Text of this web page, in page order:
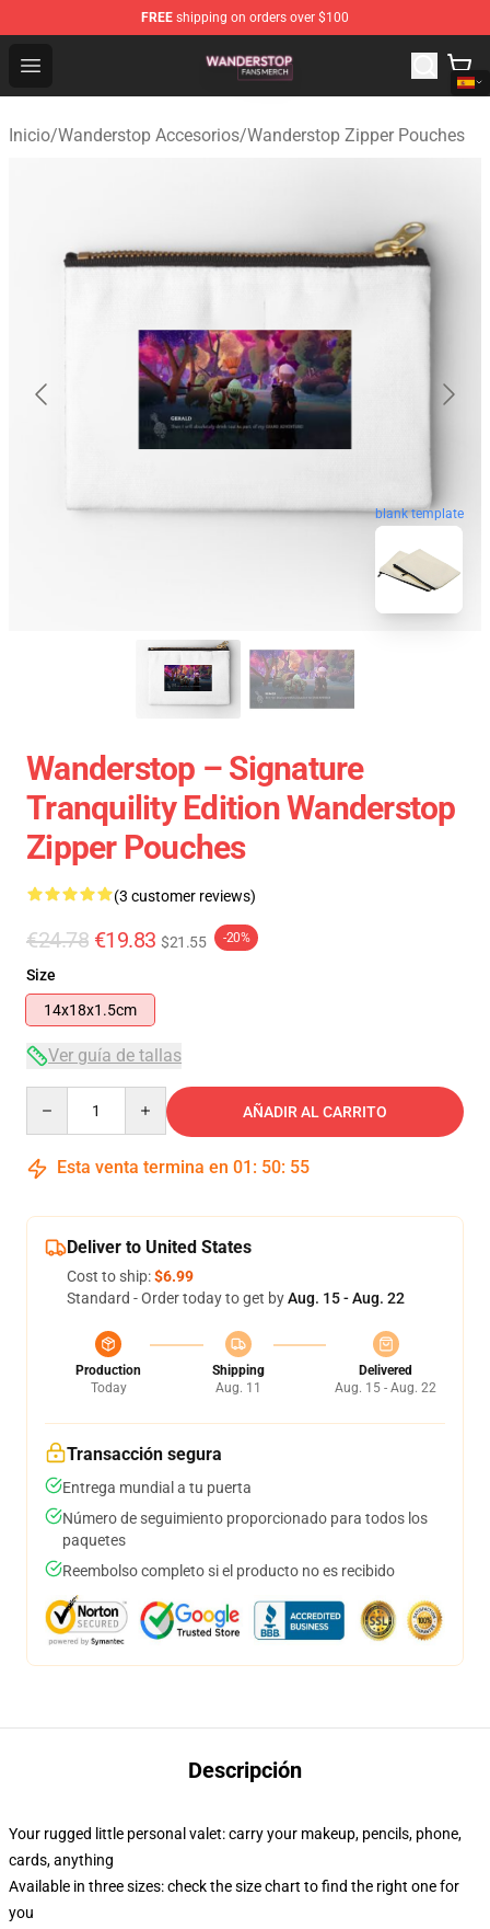
FREE shipping on orders over $100
Open menu
Wanderstop Shop - Official Wanderstop Merchandise
Inicio/Wanderstop Accesorios/Wanderstop Zipper Pouches
blank template
Wanderstop – Signature
Tranquility Edition Wanderstop
Zipper Pouches
(3 customer reviews)
€24.78 €19.83 $21.55 -20%
Size
14x18x1.5cm
Ver guía de tallas
AÑADIR AL CARRITO
Esta venta termina en 01 : 50: 55
Deliver to United States
Cost to ship:$6.99
Standard - Order today to get byAug. 15 - Aug. 22
Production
Today
Shipping
Aug. 11
Delivered
Aug. 15 - Aug. 22
Transacción segura
Entrega mundial a tu puerta
Número de seguimiento proporcionado para todos los
paquetes
Reembolso completo si el producto no es recibido
Descripción
Your rugged little personal valet: carry your makeup, pencils, phone,
cards, anything
Available in three sizes: check the size chart to find the right one for
you